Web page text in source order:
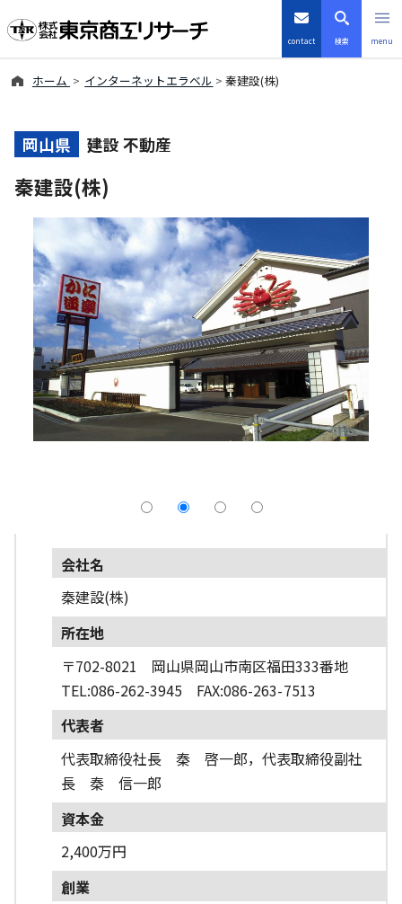
contact 検索 menu
TSRデータインサイト
優良企業サイト
会社案内
商品・サービス
導入事例
採用情報
English
ホーム インターネットエラベル 秦建設(株)
岡山県 建設 不動産
秦建設(株)
会社名
秦建設(株)
所在地
〒702-8021 岡山県岡山市南区福田333番地
TEL:086-262-3945 FAX:086-263-7513
代表者
代表取締役社長 秦 啓一郎，代表取締役副社
長 秦 信一郎
資本金
2,400万円
創業